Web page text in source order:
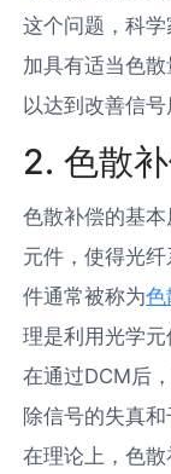
这个问题，科
加具有适当色
以达到改善信号
2. 色散
色散补偿的基
元件，使得光
件通常被称为色
理是利用光学
在通过DCM后
除信号的失真和
在理论上，色散